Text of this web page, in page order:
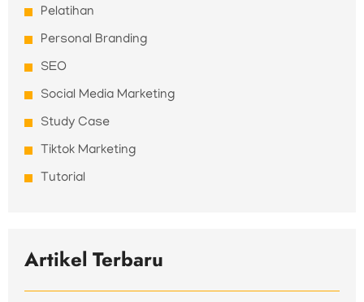
Pelatihan
Personal Branding
SEO
Social Media Marketing
Study Case
Tiktok Marketing
Tutorial
Artikel Terbaru